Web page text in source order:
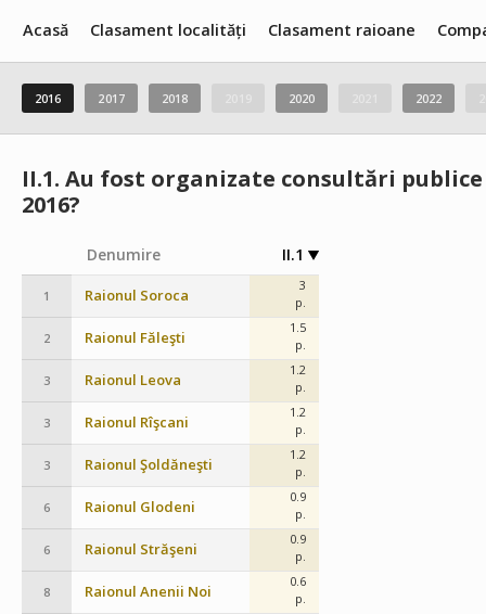
Acasă Clasament localități Clasament raioane
2016 2017 2018 2020 2022
II.1. Au fost organizate consultări
2016?
Denumire II.1
1 Raionul Soroca
3
p.
2 Raionul Făleşti
1.5
p.
3 Raionul Leova
1.2
p.
3 Raionul Rîşcani
1.2
p.
3 Raionul Şoldăneşti
1.2
p.
6 Raionul Glodeni
0.9
p.
6 Raionul Străşeni
0.9
p.
8 Raionul Anenii Noi
0.6
p.